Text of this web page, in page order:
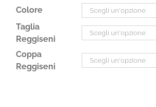
Colore
Taglia
Reggiseni
Coppa
Reggiseni